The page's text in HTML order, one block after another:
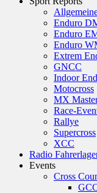
Enduro
Enduro
Enduro
Extrem
GNCC
Indoor
Motocross
MX
Race-
Rallye
Supercross
XCC
Radio
Events
Cross